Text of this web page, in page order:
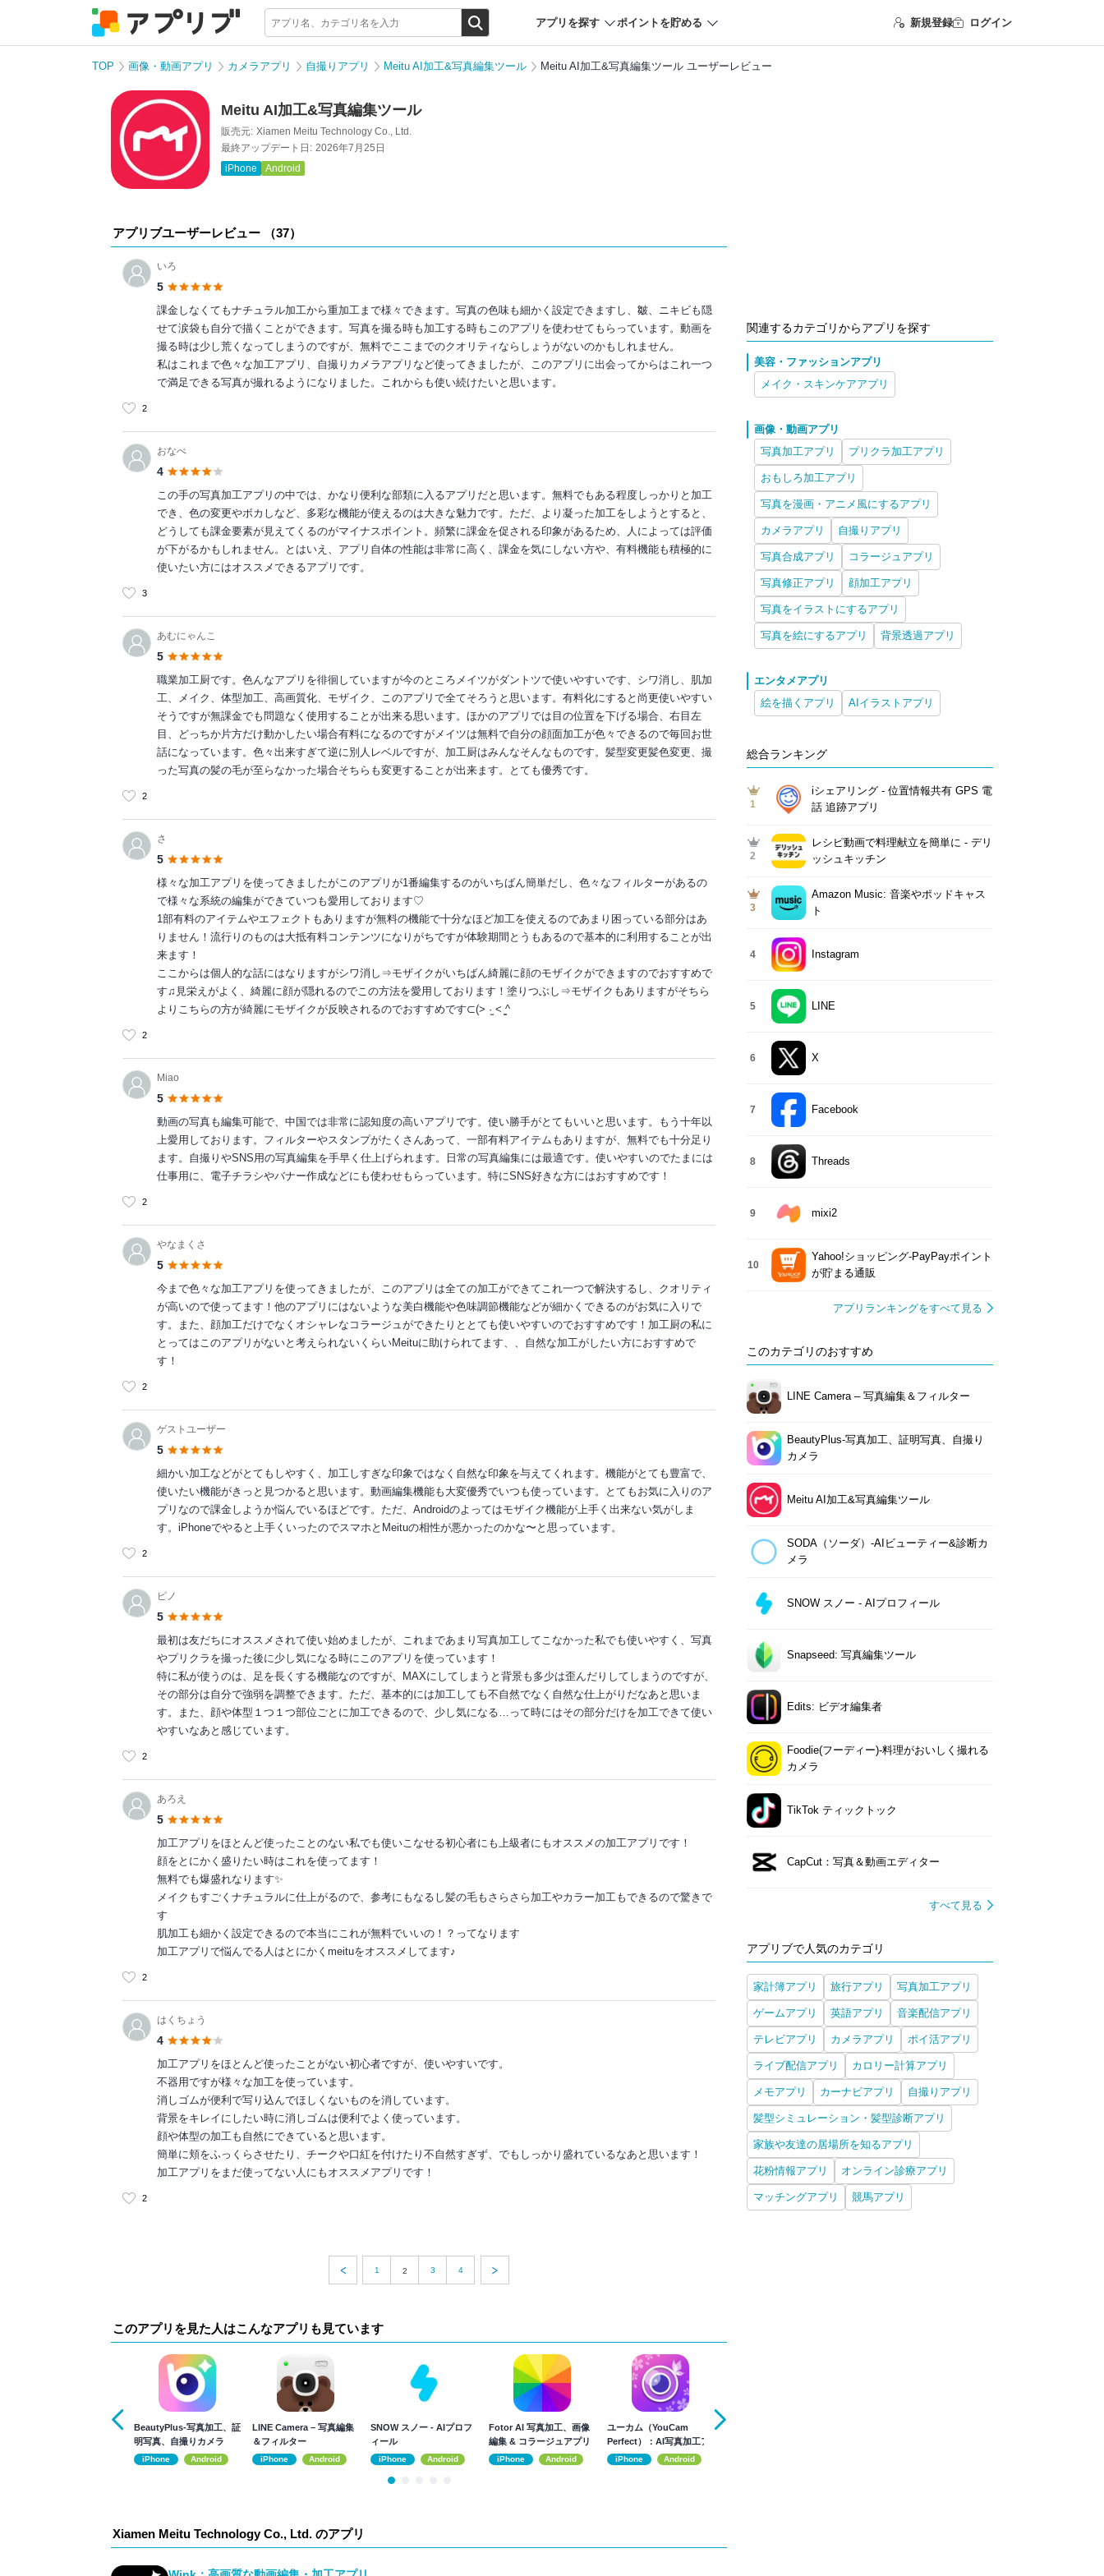
アプリを探す ポイントを貯める 新規登録 ログイン
TOP 画像・動画アプリ カメラアプリ 自撮りアプリ Meitu AI加工&写真編集ツール Meitu AI加工&写真編集ツール ユーザーレビュー
Meitu AI加工&写真編集ツール
販売元: Xiamen Meitu Technology Co., Ltd.
最終アップデート日: 2026年7月25日
iPhone
Android
アプリブユーザーレビュー （37）
いろ
5
課金しなくてもナチュラル加工から重加工まで様々できます。写真の色味も細かく設定できますし、皺、ニキビも隠
せて涙袋も自分で描くことができます。写真を撮る時も加工する時もこのアプリを使わせてもらっています。動画を
撮る時は少し荒くなってしまうのですが、無料でここまでのクオリティならしょうがないのかもしれません。
私はこれまで色々な加工アプリ、自撮りカメラアプリなど使ってきましたが、このアプリに出会ってからはこれ一つ
で満足できる写真が撮れるようになりました。これからも使い続けたいと思います。
2
おなべ
4
この手の写真加工アプリの中では、かなり便利な部類に入るアプリだと思います。無料でもある程度しっかりと加工
でき、色の変更やボカしなど、多彩な機能が使えるのは大きな魅力です。ただ、より凝った加工をしようとすると、
どうしても課金要素が見えてくるのがマイナスポイント。頻繁に課金を促される印象があるため、人によっては評価
が下がるかもしれません。とはいえ、アプリ自体の性能は非常に高く、課金を気にしない方や、有料機能も積極的に
使いたい方にはオススメできるアプリです。
3
あむにゃんこ
5
職業加工厨です。色んなアプリを徘徊していますが今のところメイツがダントツで使いやすいです、シワ消し、肌加
工、メイク、体型加工、高画質化、モザイク、このアプリで全てそろうと思います。有料化にすると尚更使いやすい
そうですが無課金でも問題なく使用することが出来る思います。ほかのアプリでは目の位置を下げる場合、右目左
目、どっちか片方だけ動かしたい場合有料になるのですがメイツは無料で自分の顔面加工が色々できるので毎回お世
話になっています。色々出来すぎて逆に別人レベルですが、加工厨はみんなそんなものです。髪型変更髪色変更、撮
った写真の髪の毛が至らなかった場合そちらも変更することが出来ます。とても優秀です。
2
さ
5
様々な加工アプリを使ってきましたがこのアプリが1番編集するのがいちばん簡単だし、色々なフィルターがあるの
で様々な系統の編集ができていつも愛用しております♡
1部有料のアイテムやエフェクトもありますが無料の機能で十分なほど加工を使えるのであまり困っている部分はあ
りません！流行りのものは大抵有料コンテンツになりがちですが体験期間とうもあるので基本的に利用することが出
来ます！
ここからは個人的な話にはなりますがシワ消し⇒モザイクがいちばん綺麗に顔のモザイクができますのでおすすめで
す♫見栄えがよく、綺麗に顔が隠れるのでこの方法を愛用しております！塗りつぶし⇒モザイクもありますがそちら
よりこちらの方が綺麗にモザイクが反映されるのでおすすめです⊂(> ·̫ < ̳^
2
Miao
5
動画の写真も編集可能で、中国では非常に認知度の高いアプリです。使い勝手がとてもいいと思います。もう十年以
上愛用しております。フィルターやスタンプがたくさんあって、一部有料アイテムもありますが、無料でも十分足り
ます。自撮りやSNS用の写真編集を手早く仕上げられます。日常の写真編集には最適です。使いやすいのでたまには
仕事用に、電子チラシやバナー作成などにも使わせもらっています。特にSNS好きな方にはおすすめです！
2
やなまくさ
5
今まで色々な加工アプリを使ってきましたが、このアプリは全ての加工ができてこれ一つで解決するし、クオリティ
が高いので使ってます！他のアプリにはないような美白機能や色味調節機能などが細かくできるのがお気に入りで
す。また、顔加工だけでなくオシャレなコラージュができたりととても使いやすいのでおすすめです！加工厨の私に
とってはこのアプリがないと考えられないくらいMeituに助けられてます、、自然な加工がしたい方におすすめで
す！
2
ゲストユーザー
5
細かい加工などがとてもしやすく、加工しすぎな印象ではなく自然な印象を与えてくれます。機能がとても豊富で、
使いたい機能がきっと見つかると思います。動画編集機能も大変優秀でいつも使っています。とてもお気に入りのア
プリなので課金しようか悩んでいるほどです。ただ、Androidのよってはモザイク機能が上手く出来ない気がしま
す。iPhoneでやると上手くいったのでスマホとMeituの相性が悪かったのかな〜と思っています。
2
ピノ
5
最初は友だちにオススメされて使い始めましたが、これまであまり写真加工してこなかった私でも使いやすく、写真
やプリクラを撮った後に少し気になる時にこのアプリを使っています！
特に私が使うのは、足を長くする機能なのですが、MAXにしてしまうと背景も多少は歪んだりしてしまうのですが、
その部分は自分で強弱を調整できます。ただ、基本的には加工しても不自然でなく自然な仕上がりだなあと思いま
す。また、顔や体型１つ１つ部位ごとに加工できるので、少し気になる…って時にはその部分だけを加工できて使い
やすいなあと感じています。
2
あろえ
5
加工アプリをほとんど使ったことのない私でも使いこなせる初心者にも上級者にもオススメの加工アプリです！
顔をとにかく盛りたい時はこれを使ってます！
無料でも爆盛れなります✨
メイクもすごくナチュラルに仕上がるので、参考にもなるし髪の毛もさらさら加工やカラー加工もできるので驚きで
す
肌加工も細かく設定できるので本当にこれが無料でいいの！？ってなります
加工アプリで悩んでる人はとにかくmeituをオススメしてます♪
2
はくちょう
4
加工アプリをほとんど使ったことがない初心者ですが、使いやすいです。
不器用ですが様々な加工を使っています。
消しゴムが便利で写り込んでほしくないものを消しています。
背景をキレイにしたい時に消しゴムは便利でよく使っています。
顔や体型の加工も自然にできていると思います。
簡単に頬をふっくらさせたり、チークや口紅を付けたり不自然すぎず、でもしっかり盛れているなあと思います！
加工アプリをまだ使ってない人にもオススメアプリです！
2
1 2 3 4
このアプリを見た人はこんなアプリも見ています
BeautyPlus-写真加工、証
明写真、自撮りカメラ
iPhone Android
LINE Camera – 写真編集
＆フィルター
iPhone Android
SNOW スノー - AIプロフ
ィール
iPhone Android
Fotor AI 写真加工、画像
編集 & コラージュアプリ
iPhone Android
ユーカム（YouCam
Perfect）：AI写真加工ア
プリiPhone Android
Xiamen Meitu Technology Co., Ltd. のアプリ
関連するカテゴリからアプリを探す
美容・ファッションアプリ
メイク・スキンケアアプリ
画像・動画アプリ
写真加工アプリ
プリクラ加工アプリ
おもしろ加工アプリ
写真を漫画・アニメ風にするアプリ
カメラアプリ 自撮りアプリ
写真合成アプリ コラージュアプリ
写真修正アプリ 顔加工アプリ
写真をイラストにするアプリ
写真を絵にするアプリ 背景透過アプリ
エンタメアプリ
絵を描くアプリ
AIイラストアプリ
総合ランキング
1
iシェアリング - 位置情報共有 GPS 電
話 追跡アプリ
2
レシピ動画で料理献立を簡単‪に - デリ
ッシュキッチン
3
Amazon Music: 音楽やポッドキャス
ト
4 Instagram
5 LINE
6 X
7 Facebook
8 Threads
9 mixi2
10
Yahoo!ショッピング-PayPayポイント
が貯まる通販
アプリランキングをすべて見る
このカテゴリのおすすめ
LINE Camera – 写真編集＆フィルター
BeautyPlus-写真加工、証明写真、自撮り
カメラ
Meitu AI加工&写真編集ツール
SODA（ソーダ）-AIビューティー&診断カ
メラ
SNOW スノー - AIプロフィール
Snapseed: 写真編集ツール
Edits: ビデオ編集者
Foodie(フーディー)-料理がおいしく撮れる
カメラ
TikTok ティックトック
CapCut：写真＆動画エディター
すべて見る
アプリブで人気のカテゴリ
家計簿アプリ 旅行アプリ 写真加工アプリ
ゲームアプリ 英語アプリ 音楽配信アプリ
テレビアプリ カメラアプリ ポイ活アプリ
ライブ配信アプリ カロリー計算アプリ
メモアプリ カーナビアプリ 自撮りアプリ
髪型シミュレーション・髪型診断アプリ
家族や友達の居場所を知るアプリ
花粉情報アプリ オンライン診療アプリ
マッチングアプリ 競馬アプリ